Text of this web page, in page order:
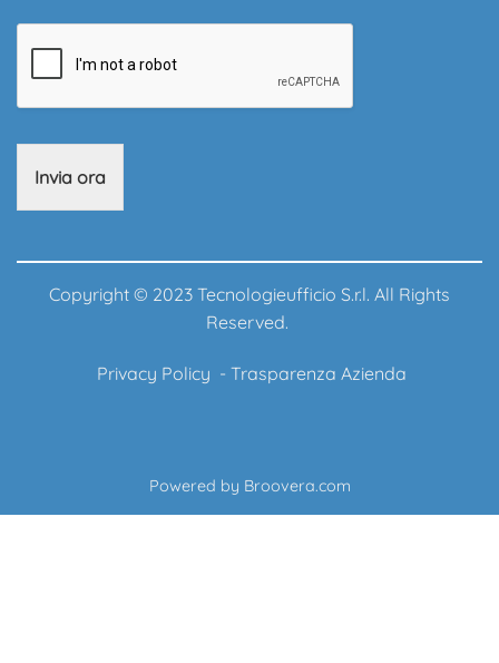
Invia ora
Copyright © 2023 Tecnologieufficio S.r.l. All Rights
Reserved.
Privacy Policy - Trasparenza Azienda
Powered by Broovera.com